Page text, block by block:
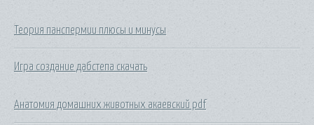
Теория панспермии плюсы и минусы
Игра создание дабстепа скачать
Анатомия домашних животных акаевский pdf